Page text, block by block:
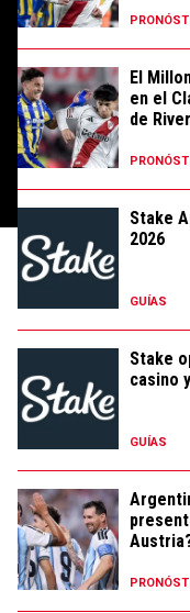
El
en el
de
Stake
2026
GUÍAS
Stake
casino
GUÍAS